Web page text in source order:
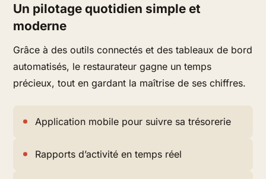
Un pilotage quotidien simple et
moderne
Grâce à des outils connectés et des tableaux de bord
automatisés, le restaurateur gagne un temps
précieux, tout en gardant la maîtrise de ses chiffres.
Application mobile pour suivre sa trésorerie
Rapports d’activité en temps réel